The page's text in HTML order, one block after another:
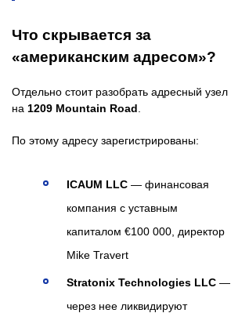
Что скрывается за
«американским адресом»?
Отдельно стоит разобрать адресный узел
на 1209 Mountain Road
По этому адресу зарегистрированы:
ICAUM LLC — финансовая
компания с уставным
капиталом €100 000, директор
Mike Travert
Stratonix Technologies LLC —
через нее ликвидируют